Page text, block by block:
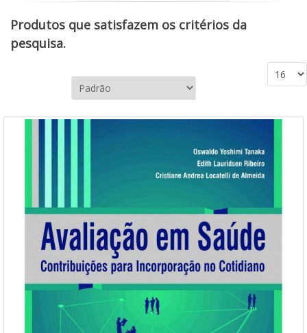
Produtos que satisfazem os critérios da
pesquisa.